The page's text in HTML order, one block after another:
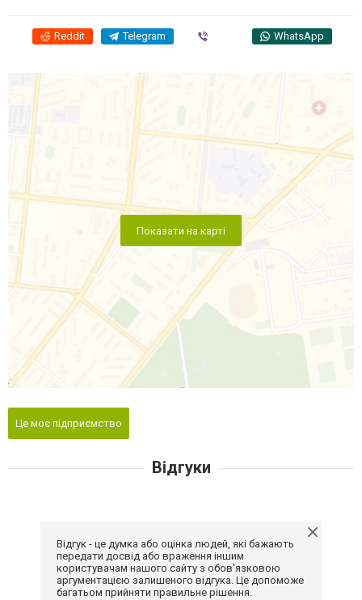
Reddit Telegram WhatsApp
Показати на карті
Це моє підприємство
Відгуки
Відгук - це думка або оцінка людей, які бажають
передати досвід або враження іншим
користувачам нашого сайту з обов'язковою
аргументацією залишеного відгука. Це допоможе
багатьом прийняти правильне рішення.